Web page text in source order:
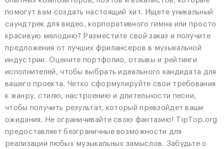
помогут вам создать настоящий хит. Ищете уникальный
саундтрек для видео, корпоративного гимна или просто
красивую мелодию? Разместите свой заказ и получите
предложения от лучших фрилансеров в музыкальной
индустрии. Оцените портфолио, отзывы и рейтинги
исполнителей, чтобы выбрать идеального кандидата для
вашего проекта. Четко сформулируйте свои требования
к жанру, стилю, настроению и длительности песни,
чтобы получить результат, который превзойдет ваши
ожидания. Не ограничивайте свою фантазию! TipTop.org
предоставляет безграничные возможности для
реализации любых музыкальных замыслов. Забудьте о